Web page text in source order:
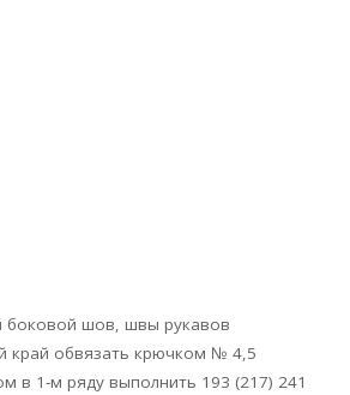
боковой шов, швы рукавов
край обвязать крючком № 4,5
в 1-м ряду выполнить 193 (217) 241